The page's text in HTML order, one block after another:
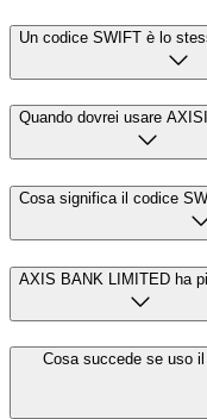
Un codice SWIFT è lo
Quando dovrei usare
Cosa significa il codice
AXIS BANK LIMITED ha
Cosa succede se uso